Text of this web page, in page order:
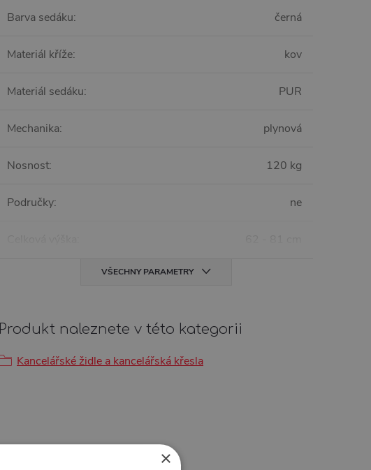
Barva sedáku: černá
Materiál kříže: kov
Materiál sedáku: PUR
Mechanika: plynová
Nosnost: 120 kg
Područky: ne
VŠECHNY PARAMETRY
Produkt naleznete v této kategorii
Kancelářské židle a kancelářská křesla
×